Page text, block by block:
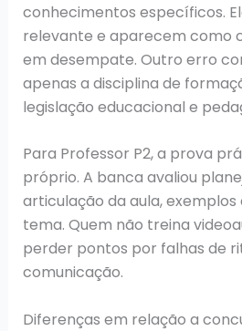
conhecimentos específicos.
relevante e aparecem como
em desempate. Outro erro
apenas a disciplina de
legislação educacional e
Para Professor P2, a prova
próprio. A banca avaliou
articulação da aula,
tema. Quem não treina
perder pontos por falhas de
comunicação.
Diferenças em relação a